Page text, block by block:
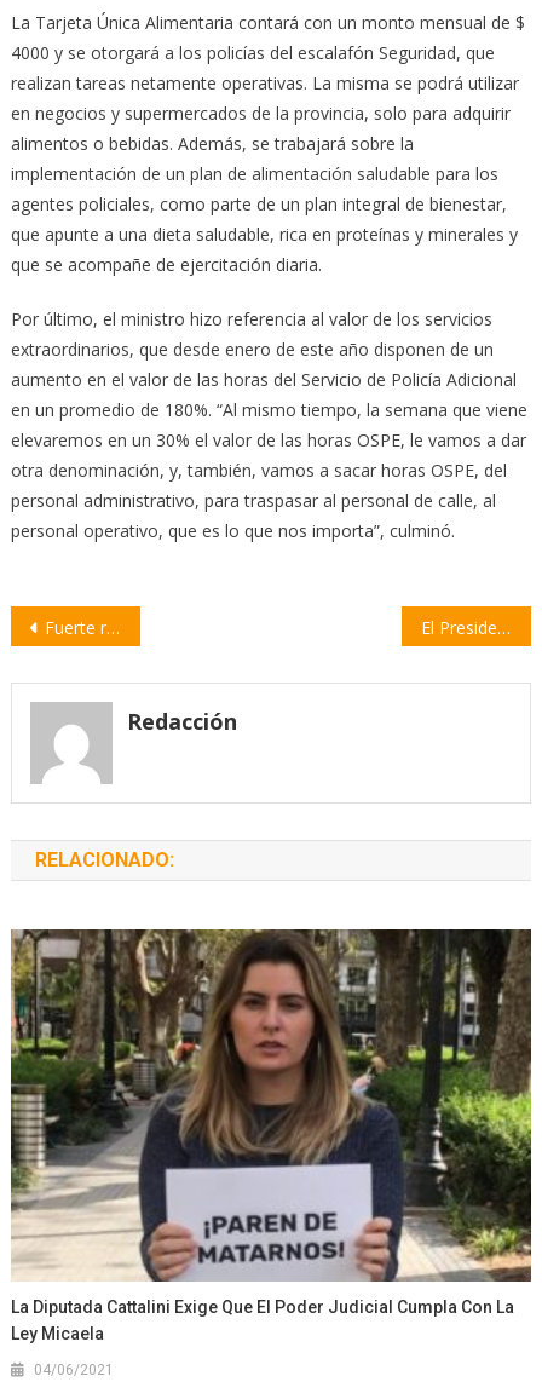
La Tarjeta Única Alimentaria contará con un monto mensual de $
4000 y se otorgará a los policías del escalafón Seguridad, que
realizan tareas netamente operativas. La misma se podrá utilizar
en negocios y supermercados de la provincia, solo para adquirir
alimentos o bebidas. Además, se trabajará sobre la
implementación de un plan de alimentación saludable para los
agentes policiales, como parte de un plan integral de bienestar,
que apunte a una dieta saludable, rica en proteínas y minerales y
que se acompañe de ejercitación diaria.
Por último, el ministro hizo referencia al valor de los servicios
extraordinarios, que desde enero de este año disponen de un
aumento en el valor de las horas del Servicio de Policía Adicional
en un promedio de 180%. “Al mismo tiempo, la semana que viene
elevaremos en un 30% el valor de las horas OSPE, le vamos a dar
otra denominación, y, también, vamos a sacar horas OSPE, del
personal administrativo, para traspasar al personal de calle, al
personal operativo, que es lo que nos importa”, culminó.
Navegación
entradas
Fuerte repudio a la protesta policial frente a la Quinta de Olivos El Presidente validó el reclamo policial pero pidió que «depongan su actitud»
Redacción
RELACIONADO:
La Diputada Cattalini Exige Que El Poder Judicial Cumpla Con La
Ley Micaela
04/06/2021